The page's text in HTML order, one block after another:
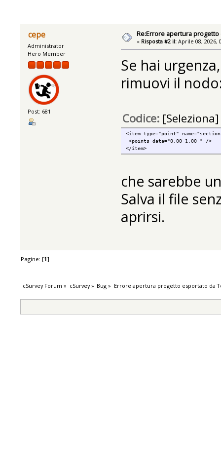
cepe
Administrator
Hero Member
Post: 681
Re:Errore apertura
« Risposta #2 il: Aprile 08, 2026,
Se hai
rimuovi il
Codice: [Seleziona]
<item type="point"
<points data="0.00 1.00 " />
</item>
che sarebbe
Salva il file
aprirsi.
Pagine: [1]
cSurvey Forum » cSurvey» Bug » Errore apertura progetto esportato da